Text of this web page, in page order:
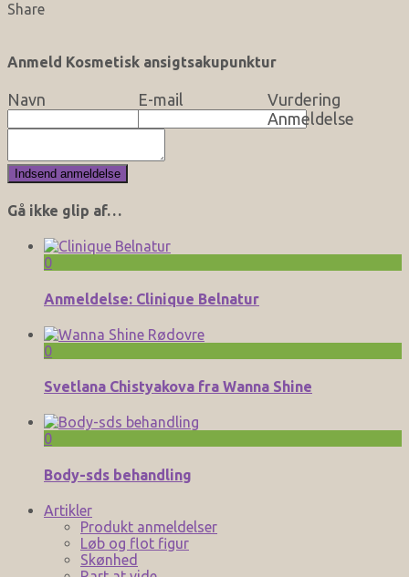
Share
Anmeld Kosmetisk ansigtsakupunktur
Navn E-mail
Vurdering
Anmeldelse
Gå ikke glip af…
0
Anmeldelse: Clinique Belnatur
0
Svetlana Chistyakova fra Wanna Shine
0
Body-sds behandling
Artikler
Produkt anmeldelser
Løb og flot figur
Skønhed